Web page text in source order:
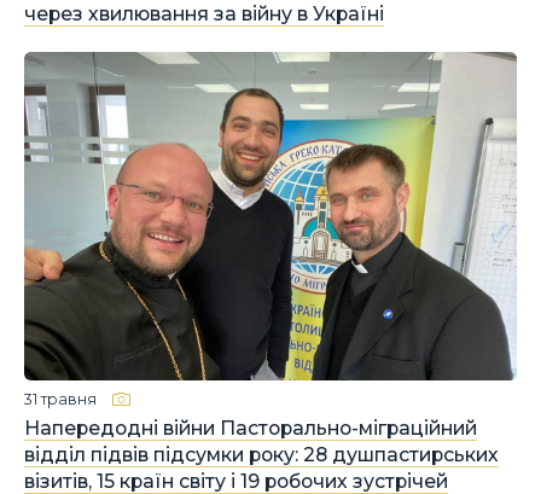
через хвилювання за війну в Україні
Напередодні війни Пасторально-міграційний
відділ підвів підсумки року: 28 душпастирських
візитів, 15 країн світу і 19 робочих зустрічей
31 травня